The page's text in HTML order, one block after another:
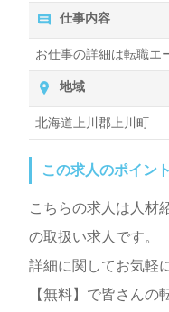
仕事内容
お仕事の詳細は転職エ
地域
北海道上川郡上川町
この求人のポイント
こちらの求人は人材
の取扱い求人です。
詳細に関してお気軽
【無料】で皆さんの